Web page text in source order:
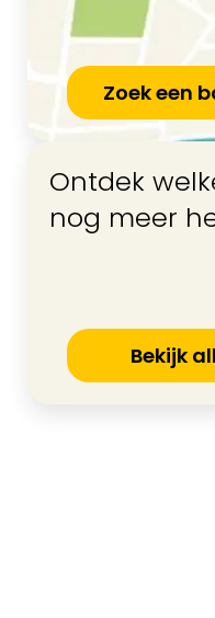
Zoek een
Ontdek
nog meer
Bekijk